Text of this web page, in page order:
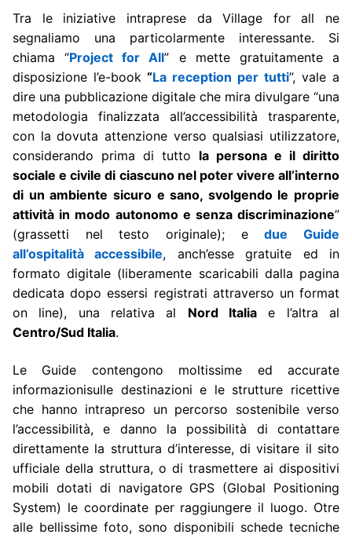
Tra le iniziative intraprese da Village for all ne
segnaliamo una particolarmente interessante. Si
chiama “Project for All” e mette gratuitamente a
disposizione l’e-book “La reception per tutti”, vale a
dire una pubblicazione digitale che mira divulgare “una
metodologia finalizzata all’accessibilità trasparente,
con la dovuta attenzione verso qualsiasi utilizzatore,
considerando prima di tutto la persona e il diritto
sociale e civile di ciascuno nel poter vivere all’interno
di un ambiente sicuro e sano, svolgendo le proprie
attività in modo autonomo e senza discriminazione”
(grassetti nel testo originale); edue Guide
all’ospitalità accessibile, anch’esse gratuite ed in
formato digitale (liberamente scaricabili dalla pagina
dedicata dopo essersi registrati attraverso un format
on line), una relativa al Nord Italia e l’altra al
Centro/Sud Italia.
Le Guide contengono moltissime ed accurate
informazionisulle destinazioni e le strutture ricettive
che hanno intrapreso un percorso sostenibile verso
l’accessibilità, e danno la possibilità di contattare
direttamente la struttura d’interesse, di visitare il sito
ufficiale della struttura, o di trasmettere ai dispositivi
mobili dotati di navigatore GPS (Global Positioning
System) le coordinate per raggiungere il luogo. Otre
alle bellissime foto, sono disponibili schede tecniche